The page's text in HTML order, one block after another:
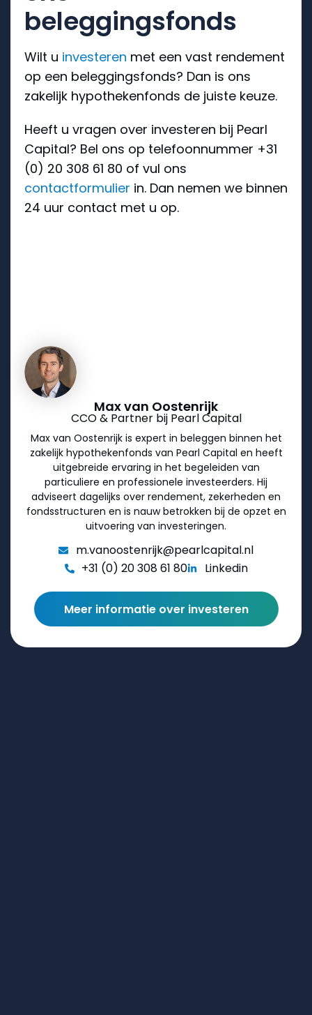
beleggingsfonds
Wilt u investeren met een vast rendement
op een beleggingsfonds? Dan is ons
zakelijk hypothekenfonds de juiste keuze.
Heeft u vragen over investeren bij Pearl
Capital? Bel ons op telefoonnummer +31
(0) 20 308 61 80 of vul ons
contactformulier in. Dan nemen we binnen
24 uur contact met u op.
Max van Oostenrijk
CCO & Partner bij Pearl Capital
Max van Oostenrijk is expert in beleggen binnen het
zakelijk hypothekenfonds van Pearl Capital en heeft
uitgebreide ervaring in het begeleiden van
particuliere en professionele investeerders. Hij
adviseert dagelijks over rendement, zekerheden en
fondsstructuren en is nauw betrokken bij de opzet en
uitvoering van investeringen.
m.vanoostenrijk@pearlcapital.nl
+31 (0) 20 308 61 80
Linkedin
Meer informatie over investeren